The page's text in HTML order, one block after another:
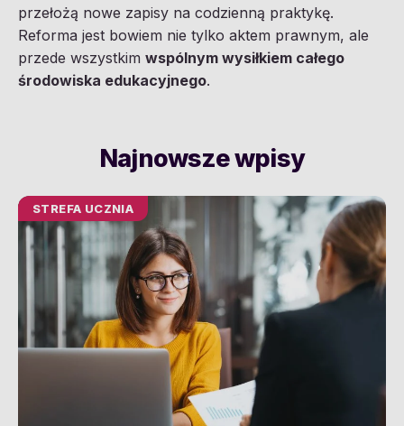
przełożą nowe zapisy na codzienną praktykę.
Reforma jest bowiem nie tylko aktem prawnym, ale
przede wszystkim wspólnym wysiłkiem całego
środowiska edukacyjnego.
Najnowsze wpisy
STREFA UCZNIA